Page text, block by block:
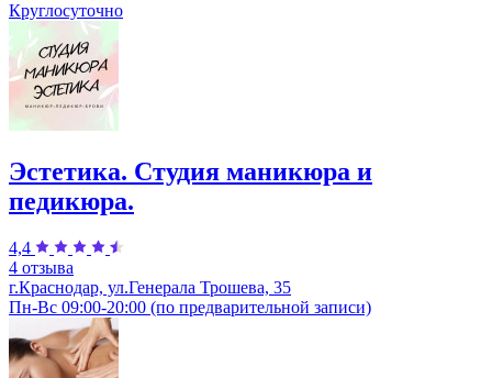
Круглосуточно
Эстетика. Студия маникюра и
педикюра.
4,4
4 отзыва
г.Краснодар, ул.Генерала Трошева, 35
Пн-Вс 09:00-20:00 (по предварительной записи)